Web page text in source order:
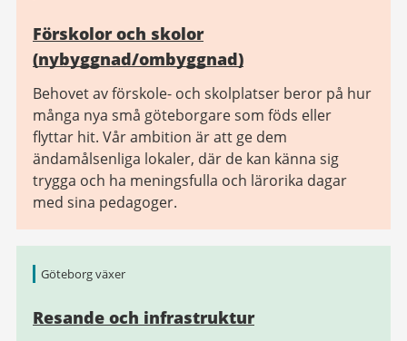
Förskolor och skolor
(nybyggnad/ombyggnad)
Behovet av förskole- och skolplatser beror på hur
många nya små göteborgare som föds eller
flyttar hit. Vår ambition är att ge dem
ändamålsenliga lokaler, där de kan känna sig
trygga och ha meningsfulla och lärorika dagar
med sina pedagoger.
Göteborg växer
Resande och infrastruktur